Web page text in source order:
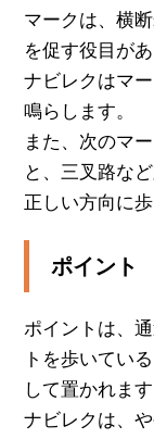
マークは、横
を促す役目があ
ナビレクはマ
鳴らします。
また、次のマ
と、三叉路な
正しい方向に歩
ポイント
ポイントは、
トを歩いてい
して置かれます
ナビレクは、